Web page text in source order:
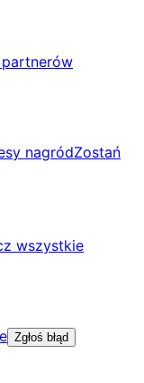
nagródZostań
wszystkie
Zgłoś błąd